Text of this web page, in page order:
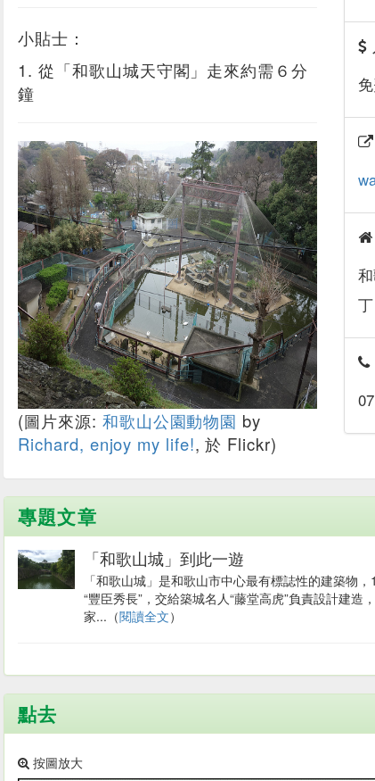
小貼士：
1. 從「和歌山城天守閣」走來約需６分
鐘
(圖片來源: 和歌山公園動物園 by
Richard, enjoy my life!, 於 Flickr)
專題文章
「和歌山城」到此一遊
「和歌山城」是和歌山市中心最有標誌性的建築物
“豐臣秀長”，交給築城名人“藤堂高虎”負責設計建造
家...（閱讀全文）
點去
按圖放大